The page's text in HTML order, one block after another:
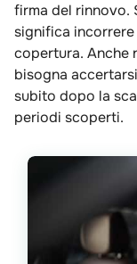
firma del rinnovo.
significa incorrere
copertura. Anche
bisogna
subito dopo la
periodi scoperti.